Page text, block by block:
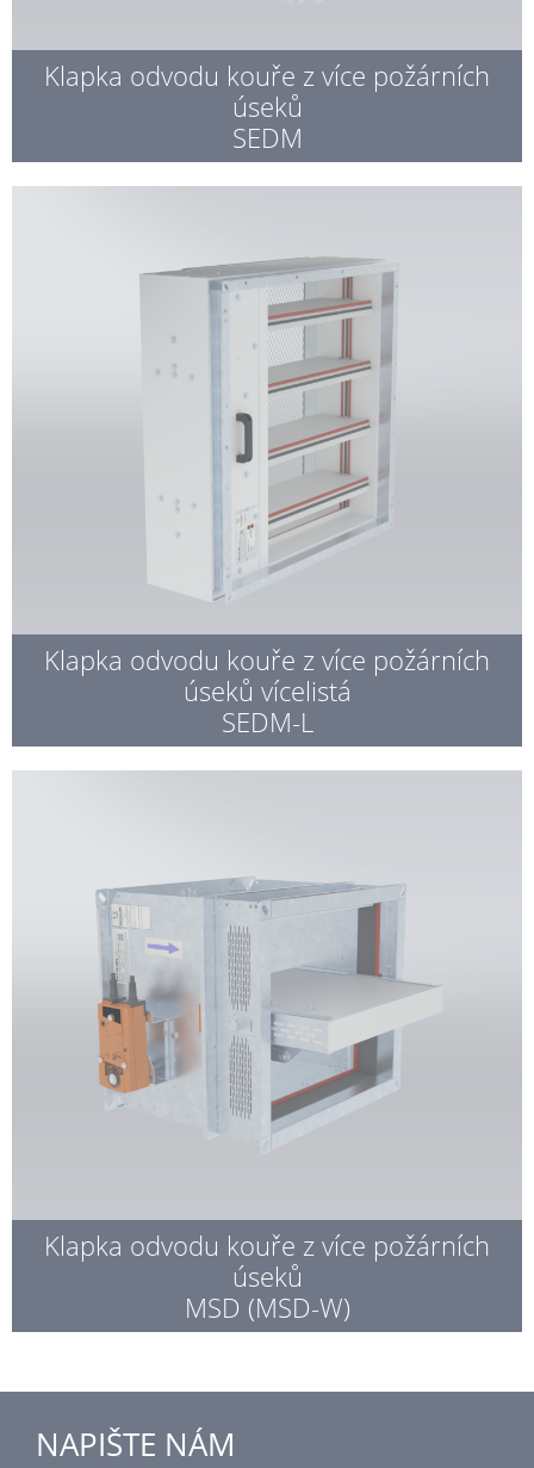
Klapka odvodu kouře z více požárních
úseků
SEDM
Klapka odvodu kouře z více požárních
úseků vícelistá
SEDM-L
Klapka odvodu kouře z více požárních
úseků
MSD (MSD-W)
NAPIŠTE NÁM